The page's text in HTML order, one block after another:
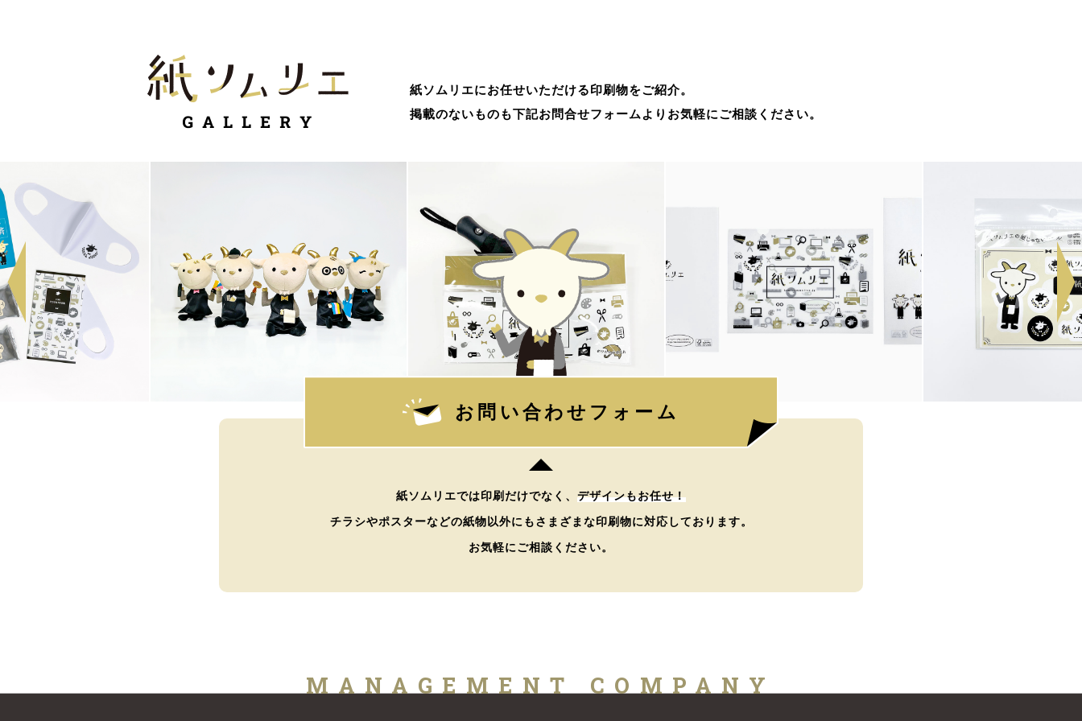
紙ソムリエにお任せいただける印刷物をご紹介。
掲載のないものも下記お問合せフォームよりお気軽にご相談ください。
お問い合わせフォーム
紙ソムリエでは印刷だけでなく、 デザインもお任せ！
チラシやポスターなどの紙物以外にもさまざまな印刷物に対応しております。
お気軽にご相談ください。
MANAGEMENT COMPANY